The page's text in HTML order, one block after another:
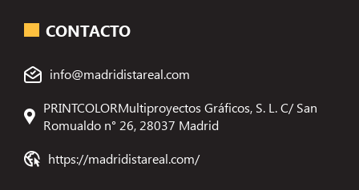
CONTACTO
info@madridistareal.com
PRINTCOLORMultiproyectos Gráficos, S. L. C/ San
Romualdo n° 26, 28037 Madrid
https://madridistareal.com/